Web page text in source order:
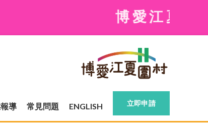
博愛江夏圍村現
導 常見問題 ENGLISH 立即申請